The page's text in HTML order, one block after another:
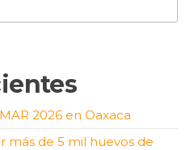
2026 en Oaxaca
más de 5 mil huevos de